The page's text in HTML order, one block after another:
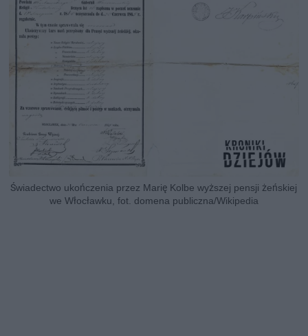
Świadectwo ukończenia przez Marię Kolbe wyższej pensji żeńskiej
we Włocławku, fot. domena publiczna/Wikipedia